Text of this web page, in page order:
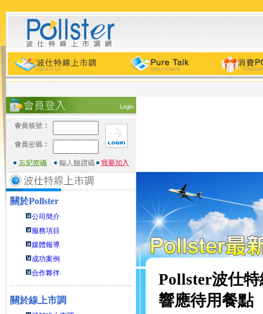
關於Pollster
公司簡介
服務項目
媒體報導
成功案例
合作夥伴
關於線上市調
Pollster波仕
響應待用餐點